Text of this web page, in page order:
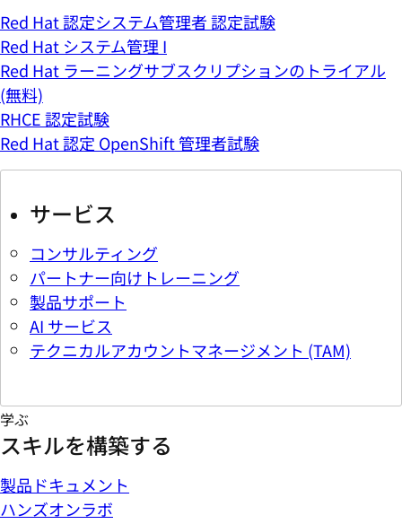
Red Hat 認定システム管理者 認定試験
Red Hat システム管理 I
Red Hat ラーニングサブスクリプションのトライアル
(無料)
RHCE 認定試験
Red Hat 認定 OpenShift 管理者試験
サービス
コンサルティング
パートナー向けトレーニング
製品サポート
AI サービス
テクニカルアカウントマネージメント (TAM)
学ぶ
スキルを構築する
製品ドキュメント
ハンズオンラボ